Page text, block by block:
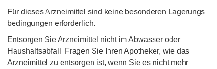
Für dieses Arzneimittel sind keine besonderen Lagerungs
bedingungen erforderlich.
Entsorgen Sie Arzneimittel nicht im Abwasser oder
Haushaltsabfall. Fragen Sie Ihren Apotheker, wie das
Arzneimittel zu entsorgen ist, wenn Sie es nicht mehr